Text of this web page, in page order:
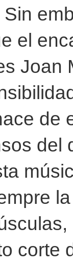
el
Joan
de
del
corte